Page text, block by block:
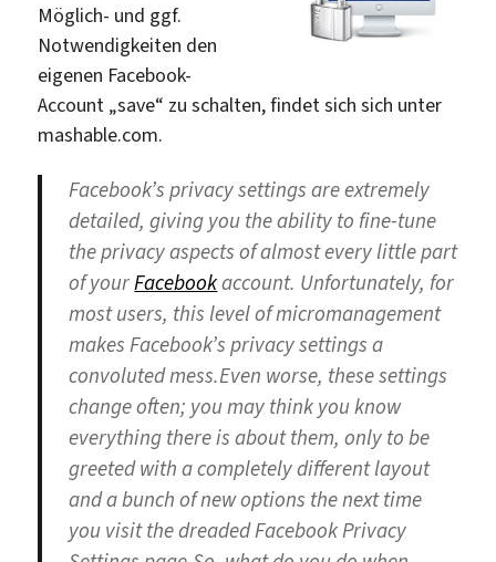
Möglich- und ggf.
Notwendigkeiten den
eigenen Facebook-
Account „save“ zu schalten, findet sich sich unter
mashable.com.
Facebook’s privacy settings are extremely
detailed, giving you the ability to fine-tune
the privacy aspects of almost every little part
of yourFacebookaccount. Unfortunately, for
most users, this level of micromanagement
makes Facebook’s privacy settings a
convoluted mess.Even worse, these settings
change often; you may think you know
everything there is about them, only to be
greeted with a completely different layout
and a bunch of new options the next time
you visit the dreaded Facebook Privacy